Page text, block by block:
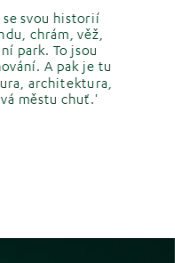
svou historií
park. To jsou
A pak je tu
architektura,
městu chuť.'